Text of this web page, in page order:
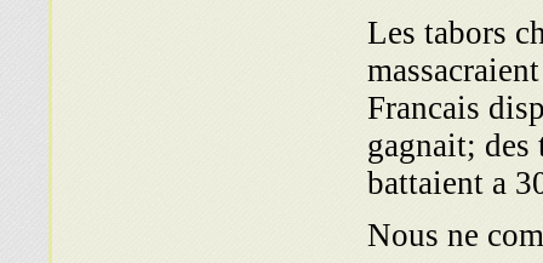
Les tabors
Francais
gagnait; des
battaient a
Nous ne